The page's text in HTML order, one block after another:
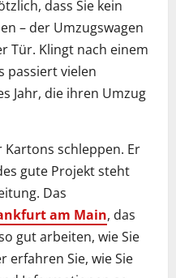
dass Sie kein
– der Umzugswagen
Tür. Klingt nach einem
passiert vielen
Jahr, die ihren Umzug
schleppen. Er
gute Projekt steht
Das
am Main, das
gut arbeiten, wie Sie
erfahren Sie, wie Sie